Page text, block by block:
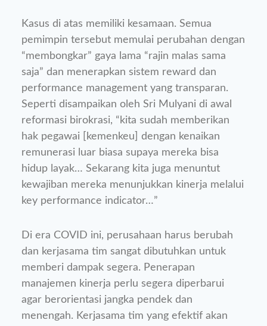
Kasus di atas memiliki kesamaan. Semua
pemimpin tersebut memulai perubahan dengan
“membongkar” gaya lama “rajin malas sama
saja” dan menerapkan sistem reward dan
performance management yang transparan.
Seperti disampaikan oleh Sri Mulyani di awal
reformasi birokrasi, “kita sudah memberikan
hak pegawai [kemenkeu] dengan kenaikan
remunerasi luar biasa supaya mereka bisa
hidup layak… Sekarang kita juga menuntut
kewajiban mereka menunjukkan kinerja melalui
key performance indicator…”
Di era COVID ini, perusahaan harus berubah
dan kerjasama tim sangat dibutuhkan untuk
memberi dampak segera. Penerapan
manajemen kinerja perlu segera diperbarui
agar berorientasi jangka pendek dan
menengah. Kerjasama tim yang efektif akan